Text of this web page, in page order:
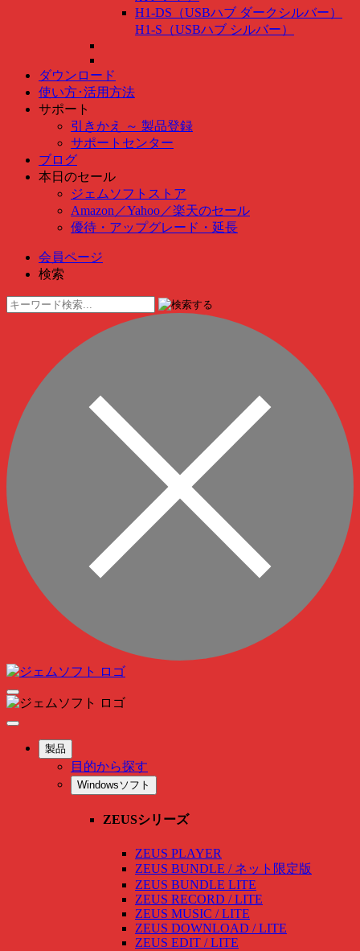
H1-DS（USBハブ ダークシルバー）
H1-S（USBハブ シルバー）
ダウンロード
使い方･活用方法
サポート
引きかえ ～ 製品登録
サポートセンター
ブログ
本日のセール
ジェムソフトストア
Amazon ／Yahoo ／楽天のセール
優待・アップグレード・延長
会員ページ
検索
製品
目的から探す
Windowsソフト
ZEUSシリーズ
ZEUS PLAYER
ZEUS BUNDLE / ネット限定版
ZEUS BUNDLE LITE
ZEUS RECORD / LITE
ZEUS MUSIC / LITE
ZEUS DOWNLOAD / LITE
ZEUS EDIT / LITE